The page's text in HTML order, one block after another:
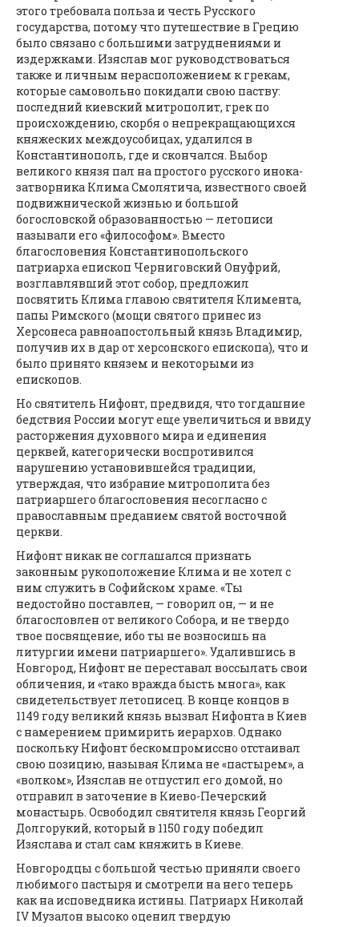
этого требовала польза и честь Русского
государства, потому что путешествие в Грецию
было связано с большими затруднениями и
издержками. Изяслав мог руководствоваться
также и личным нерасположением к грекам,
которые самовольно покидали свою паству:
последний киевский митрополит, грек по
происхождению, скорбя о непрекращающихся
княжеских междоусобицах, удалился в
Константинополь, где и скончался. Выбор
великого князя пал на простого русского инока-
затворника Клима Смолятича, известного своей
подвижнической жизнью и большой
богословской образованностью — летописи
называли его «философом». Вместо
благословения Константинопольского
патриарха епископ Черниговский Онуфрий,
возглавлявший этот собор, предложил
посвятить Клима главою святителя Климента,
папы Римского (мощи святого принес из
Херсонеса равноапостольный князь Владимир,
получив их в дар от херсонского епископа), что и
было принято князем и некоторыми из
епископов.
Но святитель Нифонт, предвидя, что тогдашние
бедствия России могут еще увеличиться и ввиду
расторжения духовного мира и единения
церквей, категорически воспротивился
нарушению установившейся традиции,
утверждая, что избрание митрополита без
патриаршего благословения несогласно с
православным преданием святой восточной
церкви.
Нифонт никак не соглашался признать
законным рукоположение Клима и не хотел с
ним служить в Софийском храме. «Ты
недостойно поставлен, — говорил он, — и не
благословлен от великого Собора, и не твердо
твое посвящение, ибо ты не возносишь на
литургии имени патриаршего». Удалившись в
Новгород, Нифонт не переставал воссылать свои
обличения, и «тако вражда бысть многа», как
свидетельствует летописец. В конце концов в
1149 году великий князь вызвал Нифонта в Киев
с намерением примирить иерархов. Однако
поскольку Нифонт бескомпромиссно отстаивал
свою позицию, называя Клима не «пастырем», а
«волком», Изяслав не отпустил его домой, но
отправил в заточение в Киево-Печерский
монастырь. Освободил святителя князь Георгий
Долгорукий, который в 1150 году победил
Изяслава и стал сам княжить в Киеве.
Новгородцы с большой честью приняли своего
любимого пастыря и смотрели на него теперь
как на исповедника истины. Патриарх Николай
IV Музалон высоко оценил твердую